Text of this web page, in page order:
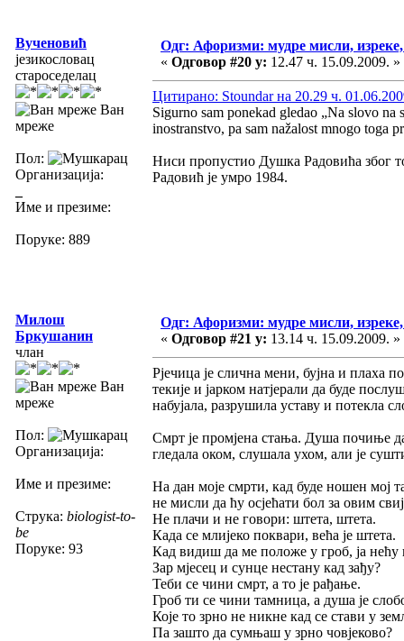
Вученовић
језикословац
староседелац
Ван
мреже
Пол:
Организација:
Име и презиме:
Поруке: 889
Одг: Афоризми: мудре мисли,
« Одговор #20 у: 12.47 ч. 15.09.2009. »
Цитирано: Stoundar на 20.29 ч.
Sigurno sam ponekad gledao „Na slovo na
inostranstvo, pa sam nažalost mnogo toga
Ниси пропустио Душка Радовића због
Радовић је умро 1984.
Милош
Бркушанин
члан
Ван
мреже
Пол:
Организација:
Име и презиме:
Струка: biologist-to-
be
Поруке: 93
Одг: Афоризми: мудре мисли,
« Одговор #21 у: 13.14 ч. 15.09.2009. »
Рјечица је слична мени, бујна и плаха
текије и јарком натјерали да буде
набујала, разрушила уставу и потекла
Смрт је промјена стања. Душа почиње
гледала оком, слушала ухом, али је
На дан моје смрти, кад буде ношен мој
не мисли да ћу осјећати бол за овим
Не плачи и не говори: штета, штета.
Када се млијеко поквари, већа је штета.
Кад видиш да ме положе у гроб, ја нећу
Зар мјесец и сунце нестану кад зађу?
Теби се чини смрт, а то је рађање.
Гроб ти се чини тамница, а душа је
Које то зрно не никне кад се стави у
Па зашто да сумњаш у зрно човјеково?